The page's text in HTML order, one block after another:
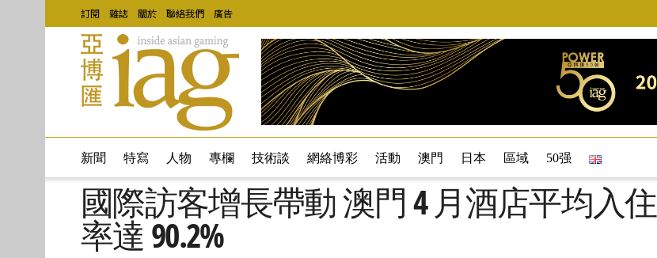
訂閱 雜誌 關於 聯絡我們 廣告
新聞 特寫 人物 專欄 技術談 網絡博彩 活動 澳門 日本 區域 50强
國際訪客增長帶動 澳門 4 月酒店平均入住
率達 90.2%